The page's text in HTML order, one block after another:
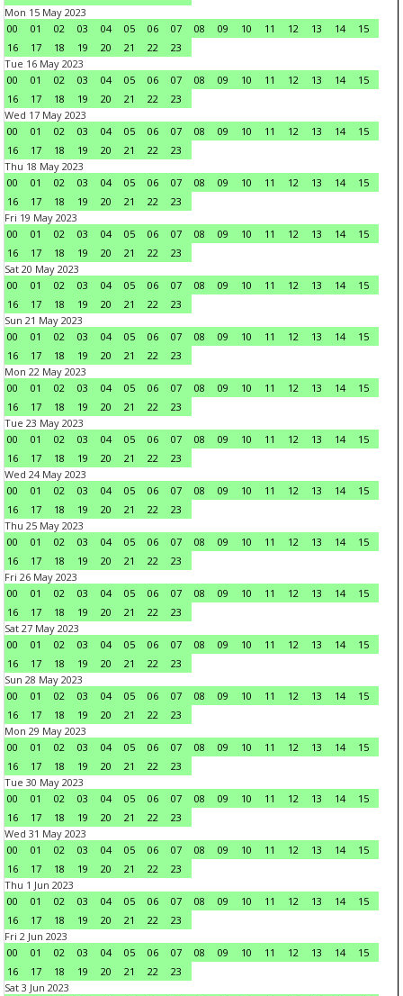
Mon 15 May 2023
00
01 02 03 04 05 06 07 08 09 10 11 12 13 14
15
16
17 18 19 20 21 22
23
Tue 16 May 2023
00
01 02 03 04 05 06 07 08 09 10 11 12 13 14
15
16
17 18 19 20 21 22
23
Wed 17 May 2023
00
01 02 03 04 05 06 07 08 09 10 11 12 13 14
15
16
17 18 19 20 21 22
23
Thu 18 May 2023
00
01 02 03 04 05 06 07 08 09 10 11 12 13 14
15
16
17 18 19 20 21 22
23
Fri 19 May 2023
00
01 02 03 04 05 06 07 08 09 10 11 12 13 14
15
16
17 18 19 20 21 22
23
Sat 20 May 2023
00
01 02 03 04 05 06 07 08 09 10 11 12 13 14
15
16
17 18 19 20 21 22
23
Sun 21 May 2023
00
01 02 03 04 05 06 07 08 09 10 11 12 13 14
15
16
17 18 19 20 21 22
23
Mon 22 May 2023
00
01 02 03 04 05 06 07 08 09 10 11 12 13 14
15
16
17 18 19 20 21 22
23
Tue 23 May 2023
00
01 02 03 04 05 06 07 08 09 10 11 12 13 14
15
16
17 18 19 20 21 22
23
Wed 24 May 2023
00
01 02 03 04 05 06 07 08 09 10 11 12 13 14
15
16
17 18 19 20 21 22
23
Thu 25 May 2023
00
01 02 03 04 05 06 07 08 09 10 11 12 13 14
15
16
17 18 19 20 21 22
23
Fri 26 May 2023
00
01 02 03 04 05 06 07 08 09 10 11 12 13 14
15
16
17 18 19 20 21 22
23
Sat 27 May 2023
00
01 02 03 04 05 06 07 08 09 10 11 12 13 14
15
16
17 18 19 20 21 22
23
Sun 28 May 2023
00
01 02 03 04 05 06 07 08 09 10 11 12 13 14
15
16
17 18 19 20 21 22
23
Mon 29 May 2023
00
01 02 03 04 05 06 07 08 09 10 11 12 13 14
15
16
17 18 19 20 21 22
23
Tue 30 May 2023
00
01 02 03 04 05 06 07 08 09 10 11 12 13 14
15
16
17 18 19 20 21 22
23
Wed 31 May 2023
00
01 02 03 04 05 06 07 08 09 10 11 12 13 14
15
16
17 18 19 20 21 22
23
Thu 1 Jun 2023
00
01 02 03 04 05 06 07 08 09 10 11 12 13 14
15
16
17 18 19 20 21 22
23
Fri 2 Jun 2023
00
01 02 03 04 05 06 07 08 09 10 11 12 13 14
15
16
17 18 19 20 21 22
23
Sat 3 Jun 2023